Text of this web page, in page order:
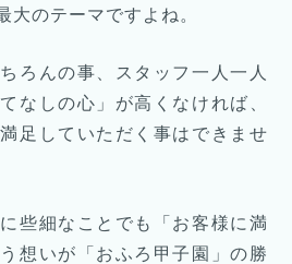
大のテーマですよね。
ろんの事、スタッフ一人一人
なしの心」が高くなければ、
足していただく事はできませ
些細なことでも「お客様に満
想いが「おふろ甲子園」の勝